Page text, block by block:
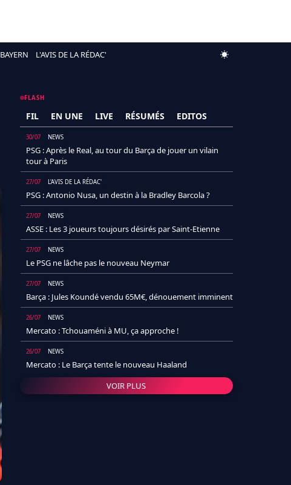
BAYERN L'AVIS DE LA RÉDAC'
FLASH
FIL EN UNE LIVE RÉSUMÉS EDITOS
30/07 NEWS
PSG : Après le Real, au tour du Barça de jouer un vilain
tour à Paris
27/07 L'AVIS DE LA RÉDAC'
PSG : Antonio Nusa, un destin à la Bradley Barcola ?
27/07 NEWS
ASSE : Les 3 joueurs toujours désirés par Saint-Etienne
27/07 NEWS
Le PSG ne lâche pas le nouveau Neymar
27/07 NEWS
Barça : Jules Koundé vendu 65M€, dénouement imminent
26/07 NEWS
Mercato : Tchouaméni à MU, ça approche !
26/07 NEWS
Mercato : Le Barça tente le nouveau Haaland
VOIR PLUS